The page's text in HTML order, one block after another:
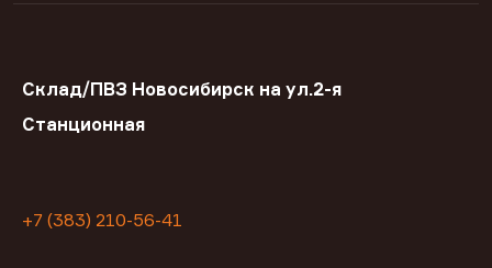
Склад/ПВЗ Новосибирск на ул.2-я
Станционная
+7 (383) 210-56-41